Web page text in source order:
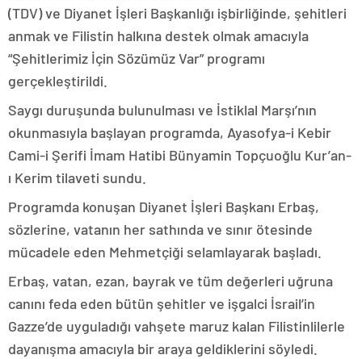
(TDV) ve Diyanet İşleri Başkanlığı işbirliğinde, şehitleri
anmak ve Filistin halkına destek olmak amacıyla
“Şehitlerimiz İçin Sözümüz Var” programı
gerçekleştirildi.
Saygı duruşunda bulunulması ve İstiklal Marşı’nın
okunmasıyla başlayan programda, Ayasofya-i Kebir
Cami-i Şerifi İmam Hatibi Bünyamin Topçuoğlu Kur’an-
ı Kerim tilaveti sundu.
Programda konuşan Diyanet İşleri Başkanı Erbaş,
sözlerine, vatanın her sathında ve sınır ötesinde
mücadele eden Mehmetçiği selamlayarak başladı.
Erbaş, vatan, ezan, bayrak ve tüm değerleri uğruna
canını feda eden bütün şehitler ve işgalci İsrail’in
Gazze’de uyguladığı vahşete maruz kalan Filistinlilerle
dayanışma amacıyla bir araya geldiklerini söyledi.